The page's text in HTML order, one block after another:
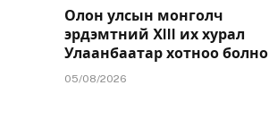
Олон улсын монголч
эрдэмтний XIII их хурал
Улаанбаатар хотноо болно
05/08/2026